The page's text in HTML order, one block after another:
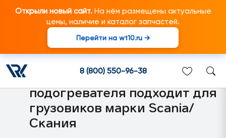
Открыли новый сайт.На нём размещены актуальные
цены, наличие и каталог запчастей.
Перейти на wt10.ru →
8 (800) 550-96-38
1800836 Шланг
гофрированный
дополнительного
подогревателя подходит для
грузовиков марки Scania/
Скания